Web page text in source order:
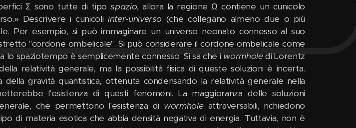
Σ sono tutte di tipospazio, allora la regione Ω contiene un cunicolo
Descrivere i cunicoli inter-universo (che collegano almeno due o più
Per esempio, si può immaginare un universo neonato connesso al suo
"cordone ombelicale". Si può considerare il cordone ombelicale come
lo spaziotempo è semplicemente connesso. Si sa che i wormholedi Lorentz
relatività generale, ma la possibilità fisica di queste soluzioni è incerta.
gravità quantistica, ottenuta condensando la relatività generale nella
l'esistenza di questi fenomeni. La maggioranza delle soluzioni
che permettono l'esistenza di wormholeattraversabili, richiedono
di materia esotica che abbia densità negativa di energia. Tuttavia, non è